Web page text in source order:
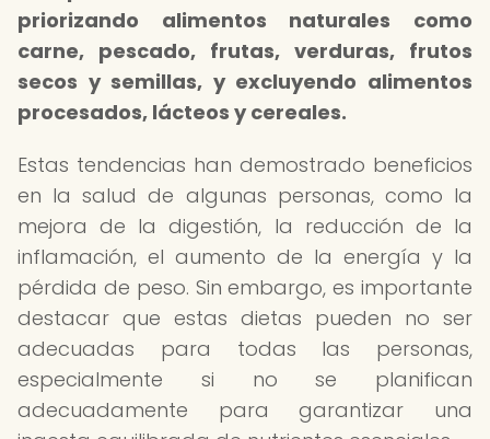
priorizando alimentos naturales como
carne, pescado, frutas, verduras, frutos
secos y semillas, y excluyendo alimentos
procesados, lácteos y cereales.
Estas tendencias han demostrado beneficios
en la salud de algunas personas, como la
mejora de la digestión, la reducción de la
inflamación, el aumento de la energía y la
pérdida de peso. Sin embargo, es importante
destacar que estas dietas pueden no ser
adecuadas para todas las personas,
especialmente si no se planifican
adecuadamente para garantizar una